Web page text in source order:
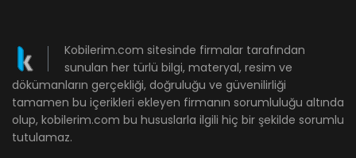
Kobilerim.com sitesinde firmalar tarafından
sunulan her türlü bilgi, materyal, resim ve
dökümanların gerçekliği, doğruluğu ve güvenilirliği
tamamen bu içerikleri ekleyen firmanın sorumluluğu altında
olup, kobilerim.com bu hususlarla ilgili hiç bir şekilde sorumlu
tutulamaz.